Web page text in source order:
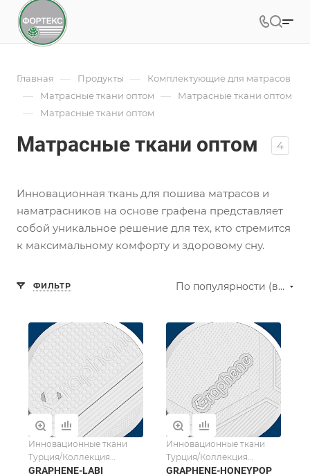
Главная — Продукты — Комплектующие для матрасов
— Матрасные ткани оптом — Матрасные ткани оптом
— Матрасные ткани оптом
Матрасные ткани оптом 4
Инновационная ткань для пошива матрасов и
наматрасников на основе графена представляет
собой уникальное решение для тех, кто стремится
к максимальному комфорту и здоровому сну.
ФИЛЬТР По популярности (возрастание)
Инновационные ткани
Турция/Коллекция
Graphene
GRAPHENE-LABI
Инновационные ткани
Турция/Коллекция
Graphene
GRAPHENE-HONEYPOP